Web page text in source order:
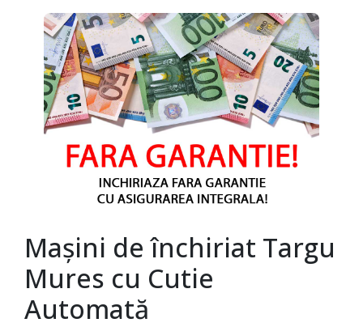
Mașini de închiriat Targu
Mures cu Cutie
Automată